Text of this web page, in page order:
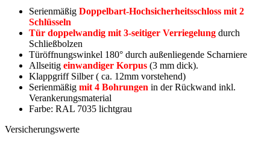
Serienmäßig Doppelbart-Hochsicherheitsschloss mit 2
Schlüsseln
Tür doppelwandig mit 3-seitiger Verriegelung durch
Schließbolzen
Türöffnungswinkel 180° durch außenliegende Scharniere
Allseitig einwandiger Korpus (3 mm dick).
Klappgriff Silber ( ca. 12mm vorstehend)
Serienmäßig mit 4 Bohrungen in der Rückwand inkl.
Verankerungsmaterial
Farbe: RAL 7035 lichtgrau
Versicherungswerte